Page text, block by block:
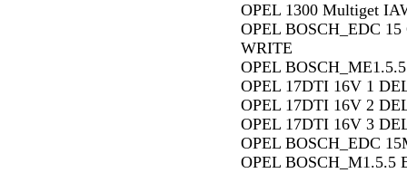
OPEL 1300 Multiget
OPEL BOSCH_EDC
WRITE
OPEL
OPEL 17DTI 16V 1
OPEL 17DTI 16V 2
OPEL 17DTI 16V 3
OPEL BOSCH_EDC
OPEL BOSCH_M1.5.5